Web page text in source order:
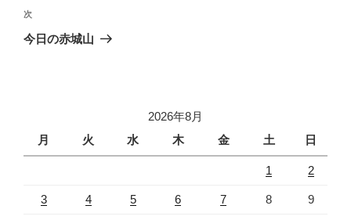
ビ
ゲ
稿
次
の
次
今日の赤城山
2026年8月
月
火 水 木 金 土 日
1 2
3 4 5 6 7 8 9